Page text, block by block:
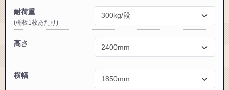
耐荷重
(棚板1枚あたり)
高さ
横幅
カートに追加しました。
スチールラック3台以上の場合、見積書にてお値引き保証い
たします！